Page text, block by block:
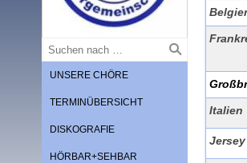
UNSERE CHÖRE
TERMINÜBERSICHT
DISKOGRAFIE
HÖRBAR+SEHBAR
Italien
Jersey